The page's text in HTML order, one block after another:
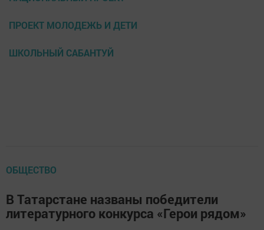
ПРОЕКТ МОЛОДЕЖЬ И ДЕТИ
ШКОЛЬНЫЙ САБАНТУЙ
ОБЩЕСТВО
В Татарстане названы победители
литературного конкурса «Герои рядом»